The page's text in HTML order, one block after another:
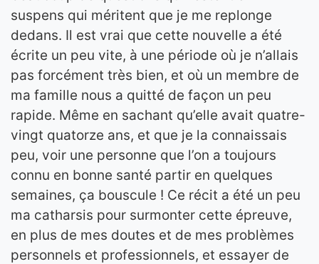
suspens qui méritent que je me replonge
dedans. Il est vrai que cette nouvelle a été
écrite un peu vite, à une période où je n’allais
pas forcément très bien, et où un membre de
ma famille nous a quitté de façon un peu
rapide. Même en sachant qu’elle avait quatre-
vingt quatorze ans, et que je la connaissais
peu, voir une personne que l’on a toujours
connu en bonne santé partir en quelques
semaines, ça bouscule ! Ce récit a été un peu
ma catharsis pour surmonter cette épreuve,
en plus de mes doutes et de mes problèmes
personnels et professionnels, et essayer de